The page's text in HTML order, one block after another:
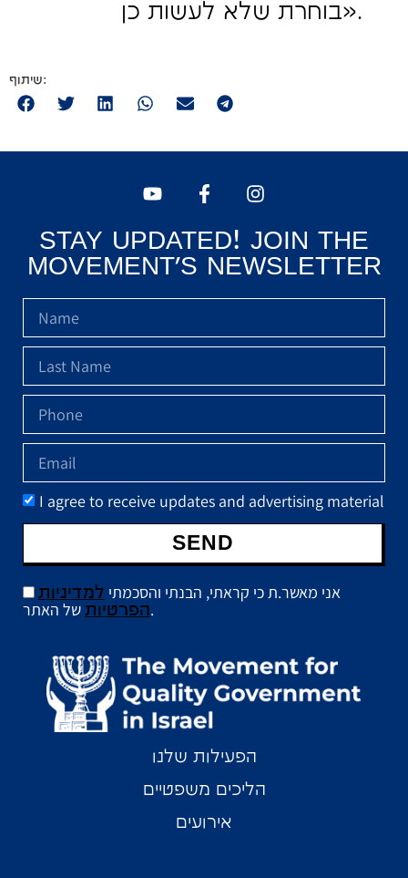
בוחרת שלא לעשות כן».
הפעילות שלנו
הליכים משפטיים
אירועים
STAY UPDATED! JOIN THE
MOVEMENT'S NEWSLETTER
I agree to receive updates and advertising material
אני מאשר.ת כי קראתי, הבנתי והסכמתי למדיניות
הפרטיותשל האתר.
SEND